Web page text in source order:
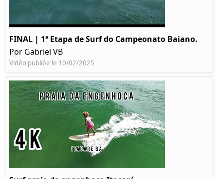
FINAL | 1ª Etapa de Surf do Campeonato Baiano.
Por Gabriel VB
Vidéo publiée le 10/02/2025